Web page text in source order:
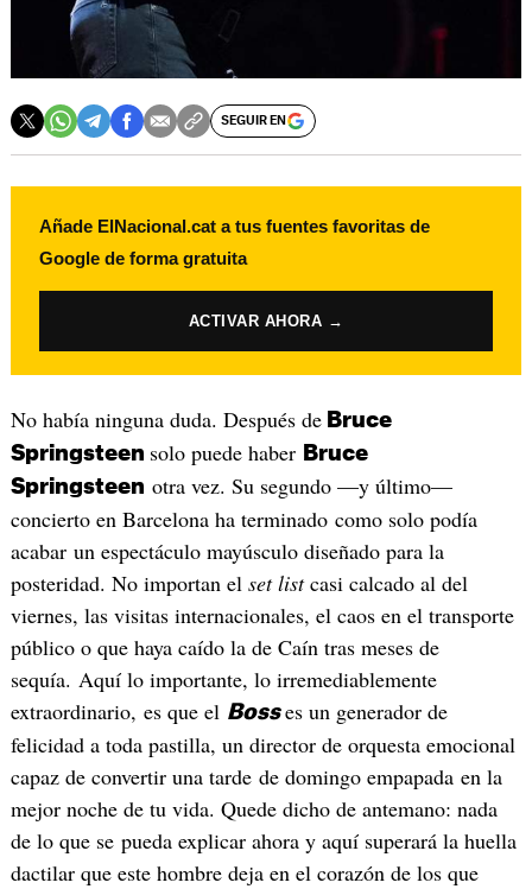
SEGUIR EN
Añade ElNacional.cat a tus fuentes favoritas de
Google de forma gratuita
ACTIVAR AHORA →
No había ninguna duda. Después deBruce
Springsteen solo puede haber Bruce
Springsteen otra vez. Su segundo —y último—
concierto en Barcelona ha terminado como solo podía
acabar un espectáculo mayúsculo diseñado para la
posteridad. No importan el set listcasi calcado al del
viernes, las visitas internacionales, el caos en el transporte
público o que haya caído la de Caín tras meses de
sequía. Aquí lo importante, lo irremediablemente
extraordinario, es que el Bosses un generador de
felicidad a toda pastilla, un director de orquesta emocional
capaz de convertir una tarde de domingo empapada en la
mejor noche de tu vida. Quede dicho de antemano: nada
de lo que se pueda explicar ahora y aquí superará la huella
dactilar que este hombre deja en el corazón de los que